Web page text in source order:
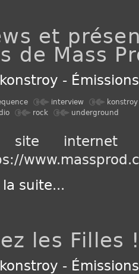
et
de Mass
konstroy -
interview
konstroy
rock underground
site internet
la suite...
les Filles
konstroy -